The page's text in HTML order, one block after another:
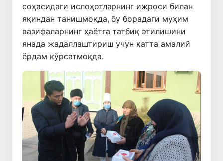
соҳасидаги ислоҳотларнинг ижроси билан
яқиндан танишмоқда, бу борадаги муҳим
вазифаларнинг ҳаётга татбиқ этилишини
янада жадаллаштириш учун катта амалий
ёрдам кўрсатмоқда.